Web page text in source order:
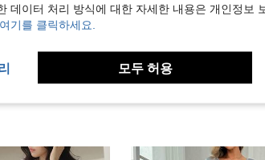
더 보기
데이터 처리 방식에 대한 자세한 내용은 개인정보
기를 클릭하세요.
모두 허용